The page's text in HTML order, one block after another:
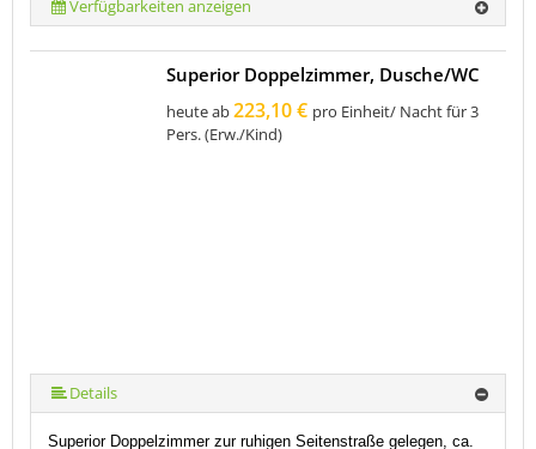
Verfügbarkeiten anzeigen
Superior Doppelzimmer, Dusche/WC
heute ab223,10 € pro Einheit/ Nacht für 3
Pers. (Erw./Kind)
Details
Superior Doppelzimmer zur ruhigen Seitenstraße gelegen, ca.